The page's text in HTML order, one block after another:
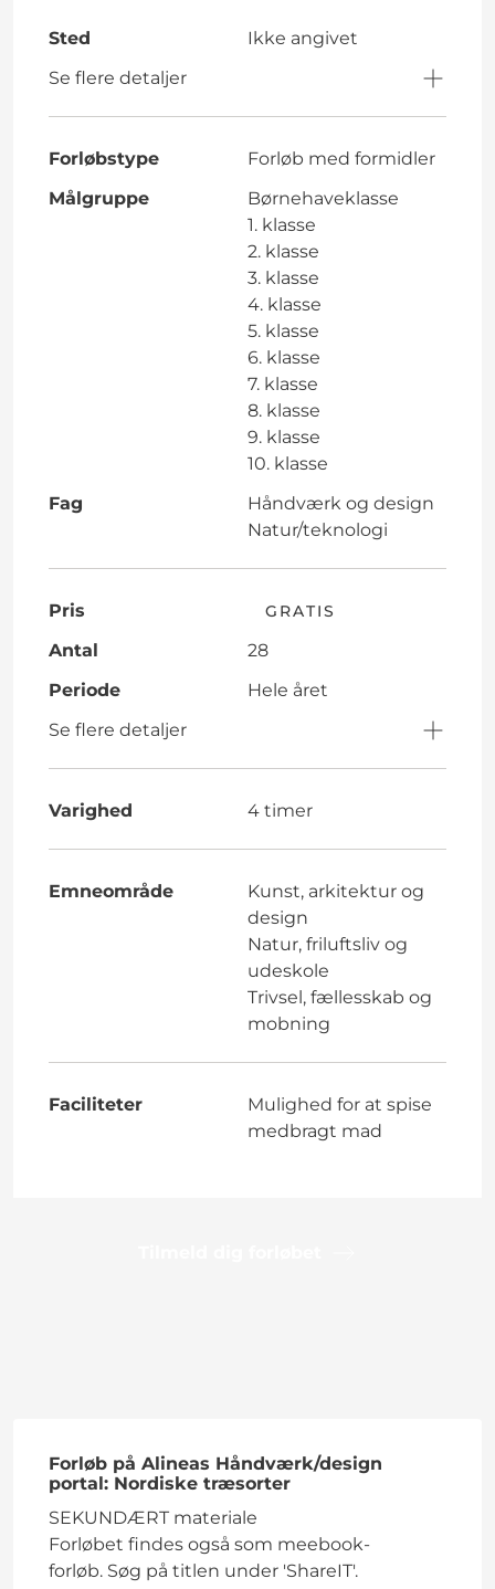
Sted
Ikke angivet
Se flere detaljer
Forløbstype
Forløb med formidler
Målgruppe
Børnehaveklasse
1. klasse
2. klasse
3. klasse
4. klasse
5. klasse
6. klasse
7. klasse
8. klasse
9. klasse
10. klasse
Fag
Håndværk og design
Natur/teknologi
Pris GRATIS
Antal
28
Periode
Hele året
Se flere detaljer
Varighed 4 timer
Emneområde
Kunst, arkitektur og
design
Natur, friluftsliv og
udeskole
Trivsel, fællesskab og
mobning
Faciliteter
Mulighed for at spise
medbragt mad
Forløb på Alineas Håndværk/design
portal: Nordiske træsorter
SEKUNDÆRT materiale
Forløbet findes også som meebook-
forløb. Søg på titlen under 'ShareIT'.